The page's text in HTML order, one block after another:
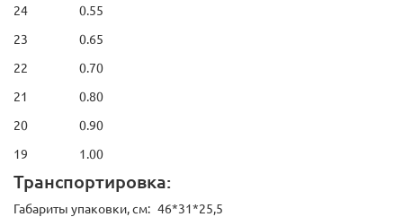
24 0.55
23 0.65
22 0.70
21 0.80
20 0.90
19 1.00
Транспортировка:
Габариты упаковки, см: 46*31*25,5